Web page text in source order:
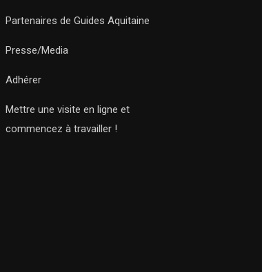
Partenaires de Guides Aquitaine
Presse/Media
Adhérer
Mettre une visite en ligne et
commencez à travailler !